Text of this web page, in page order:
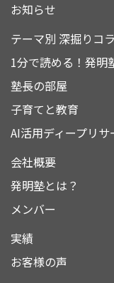
お知らせ
テーマ別 深掘りコ
1分で読める！発明
塾長の部屋
子育てと教育
AI活用ディープリ
会社概要
発明塾とは？
メンバー
実績
お客様の声